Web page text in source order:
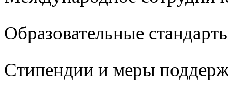
Образовательные
Стипендии и меры